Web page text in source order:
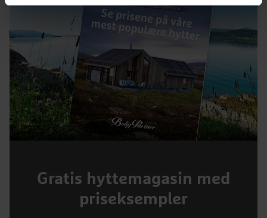
Gratis hyttemagasin med
priseksempler